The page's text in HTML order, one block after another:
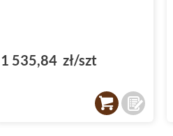
1 535,84 zł/szt